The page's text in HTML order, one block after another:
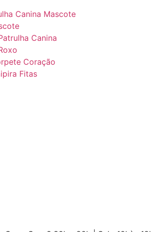
Canina Mascote
Canina
Coração
Fitas